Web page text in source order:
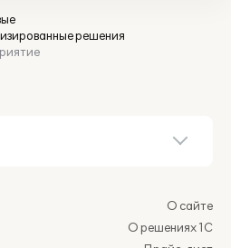
решения
О сайте
О решениях 1С